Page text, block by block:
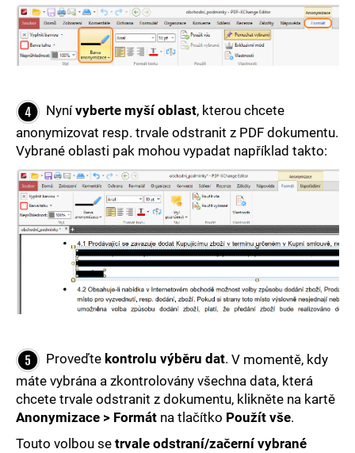
Nynívyberte myší oblast, kterou chcete
anonymizovat resp. trvale odstranit z PDF dokumentu.
Vybrané oblasti pak mohou vypadat například takto:
Proveďte kontrolu výběru dat. V momentě, kdy
máte vybrána a zkontrolovány všechna data, která
chcete trvale odstranit z dokumentu, klikněte na kartě
Anonymizace > Formát na tlačítko Použít vše.
Touto volbou se trvale odstraní/začerní vybrané